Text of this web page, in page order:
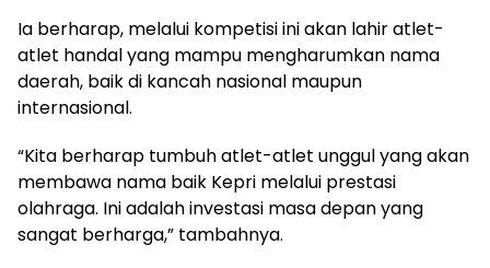
Ia berharap, melalui kompetisi ini akan lahir atlet-
atlet handal yang mampu mengharumkan nama
daerah, baik di kancah nasional maupun
internasional.
“Kita berharap tumbuh atlet-atlet unggul yang akan
membawa nama baik Kepri melalui prestasi
olahraga. Ini adalah investasi masa depan yang
sangat berharga,” tambahnya.